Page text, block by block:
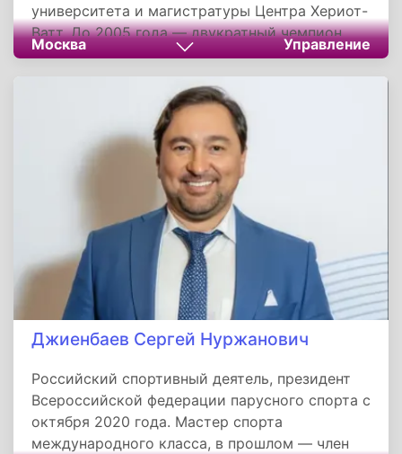
университета и магистратуры Центра Хериот-
Ватт. До 2005 года — двукратный чемпион
мира по плаванию в ластах, мастер спорта
международного класса. С 2006 года
работает в структурах «Газпром нефти». В
2018–2024 годах возглавлял «Славнефть-
Мегионнефтегаз». С сентября 2025 года —
генеральный директор АО «Томскнефть» ВНК.
Награжден медалью ордена «За заслуги перед
Отечеством» II степени, знаком
«Первооткрыватель месторождения».
Москва Управление
Джиенбаев Сергей Нуржанович
Российский спортивный деятель, президент
Всероссийской федерации парусного спорта с
октября 2020 года. Мастер спорта
международного класса, в прошлом — член